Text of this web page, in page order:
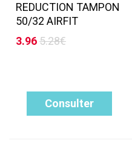
REDUCTION TAMPON
50/32 AIRFIT
3.965.28€
Consulter